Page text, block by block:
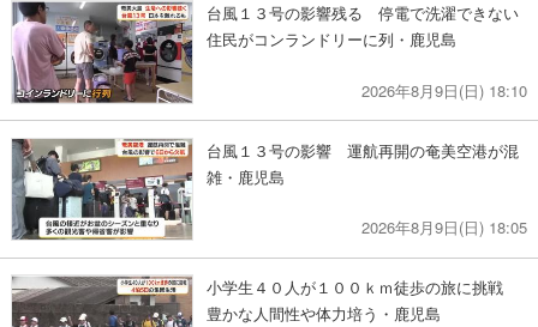
台風１３号の影響残る 停電で洗濯できない
住民がコンランドリーに列・鹿児島
2026年8月9日(日) 18:10
台風１３号の影響 運航再開の奄美空港が混
雑・鹿児島
2026年8月9日(日) 18:05
小学生４０人が１００ｋｍ徒歩の旅に挑戦
豊かな人間性や体力培う・鹿児島